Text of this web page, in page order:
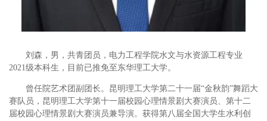
刘森，男，共青团员，电力工程学院水文与水资源工程专业
2021级本科生，目前已推免至东华理工大学。
曾任院艺术团副团长。昆明理工大学第二十一届“金秋韵”舞蹈大
赛队员，昆明理工大学第十一届校园心理情景剧大赛演员、第十二
届校园心理情景剧大赛演员兼导演。获得第八届全国大学生水利创